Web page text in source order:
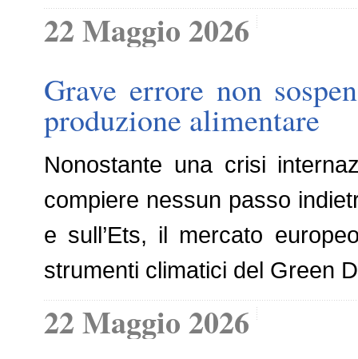
22 Maggio 2026
Grave errore non
produzione alimentare
Nonostante una crisi
compiere nessun passo
e sull’Ets, il mercato
strumenti climatici del Green
22 Maggio 2026